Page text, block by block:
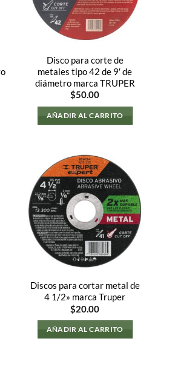
Disco para corte de
metales tipo 42 de 9′ de
diámetro marca TRUPER
$50.00
AÑADIR AL CARRITO
Discos para cortar metal de
4 1/2» marca Truper
$20.00
AÑADIR AL CARRITO